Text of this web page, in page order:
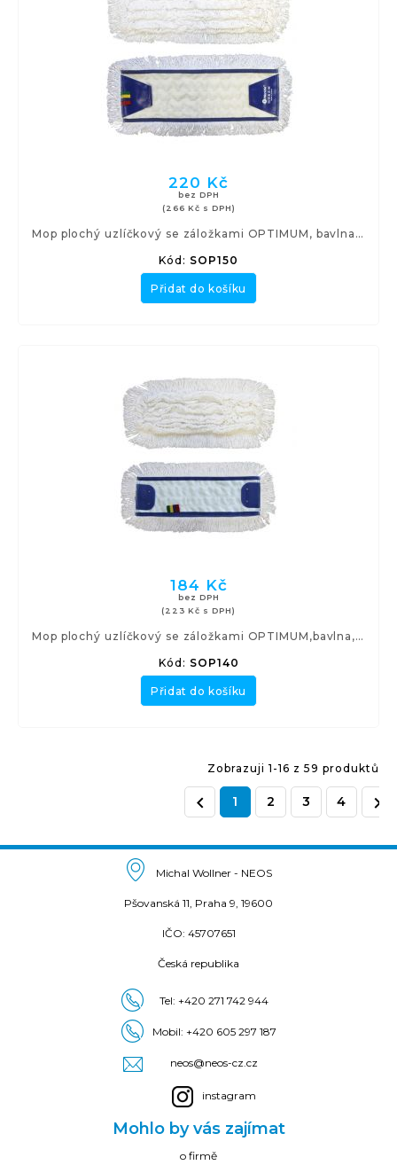
220 Kč
bez DPH
(266 Kč s DPH)
Mop plochý uzlíčkový se záložkami OPTIMUM, bavlna, 50 cm
Kód: SOP150
Přidat do košíku
184 Kč
bez DPH
(223 Kč s DPH)
Mop plochý uzlíčkový se záložkami OPTIMUM,bavlna, 40 cm
Kód: SOP140
Přidat do košíku
Zobrazuji 1-16 z 59 produktů
 1 2 3 4 
Michal Wollner - NEOS
Pšovanská 11, Praha 9, 19600
IČO: 45707651
Česká republika
Tel: +420 271 742 944
Mobil: +420 605 297 187
neos@neos-cz.cz
instagram
Mohlo by vás zajímat
o firmě